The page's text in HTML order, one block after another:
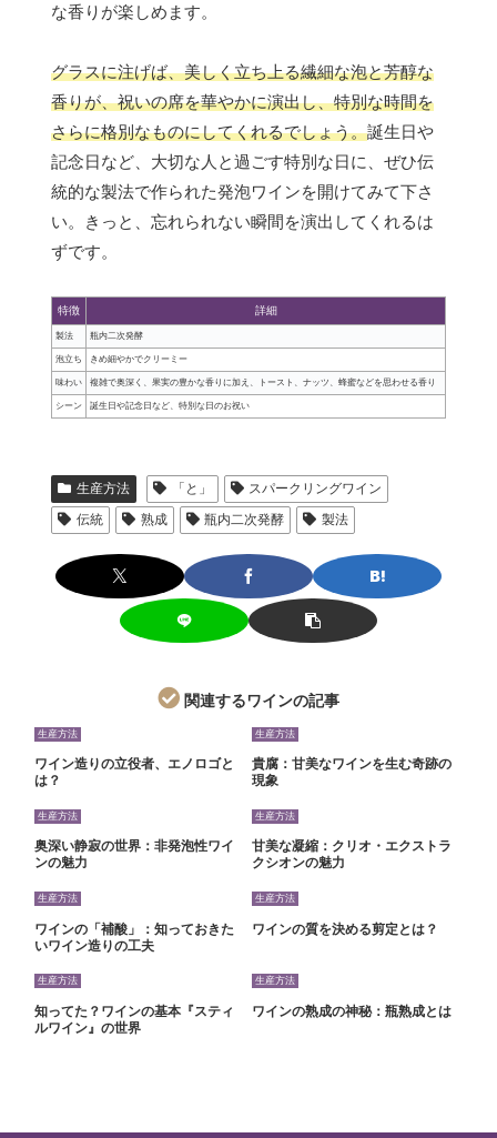
な香りが楽しめます。
グラスに注げば、美しく立ち上る繊細な泡と芳醇な
香りが、祝いの席を華やかに演出し、特別な時間を
さらに格別なものにしてくれるでしょう。誕生日や
記念日など、大切な人と過ごす特別な日に、ぜひ伝
統的な製法で作られた発泡ワインを開けてみて下さ
い。きっと、忘れられない瞬間を演出してくれるは
ずです。
特徴 詳細
製法 瓶内二次発酵
泡立ち きめ細やかでクリーミー
味わい 複雑で奥深く、果実の豊かな香りに加え、トースト、ナッツ、蜂蜜などを思わせる香り
シーン 誕生日や記念日など、特別な日のお祝い
生産方法 「と」
スパークリングワイン
伝統
熟成 瓶内二次発酵 製法
関連するワインの記事
生産方法
ワイン造りの立役者、エノロゴと
は？
生産方法
貴腐：甘美なワインを生む奇跡の
現象
生産方法
奥深い静寂の世界：非発泡性ワイ
ンの魅力
生産方法
甘美な凝縮：クリオ・エクストラ
クシオンの魅力
生産方法
ワインの「補酸」：知っておきた
いワイン造りの工夫
生産方法
ワインの質を決める剪定とは？
生産方法
知ってた？ワインの基本『スティ
ルワイン』の世界
生産方法
ワインの熟成の神秘：瓶熟成とは